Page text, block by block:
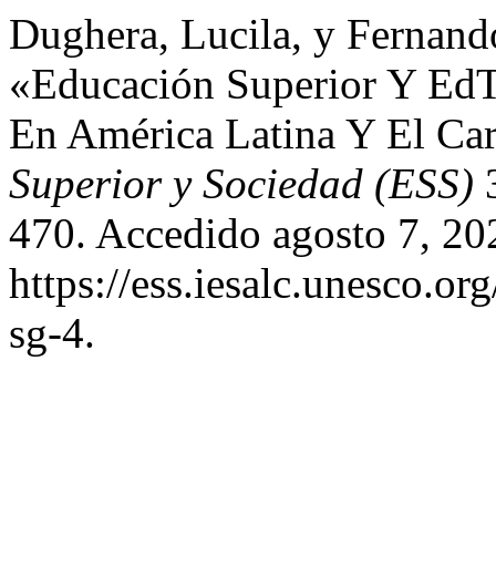
Dughera, Lucila, y
«Educación Superior Y
En América Latina Y El
Superior y Sociedad (ESS)
470. Accedido agosto 7,
https://
sg-4.